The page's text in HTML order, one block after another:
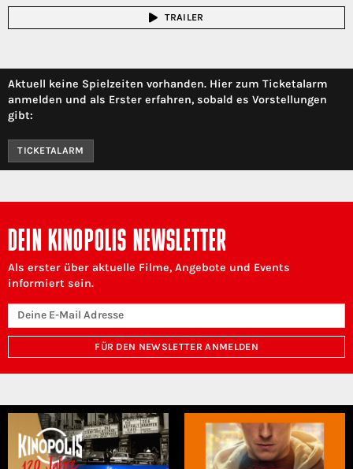
TRAILER
Aktuell keine Spielzeiten vorhanden. Hier zum Ticketalarm
anmelden und als Erster erfahren, sobald es Vorstellungen
gibt:
TICKETALARM
DEIN KINOPOLIS NEWSLETTER
Als erster über aktuelle Filme, Angebote und Events
informiert sein.
FÜR DEN NEWSLETTER ANMELDEN